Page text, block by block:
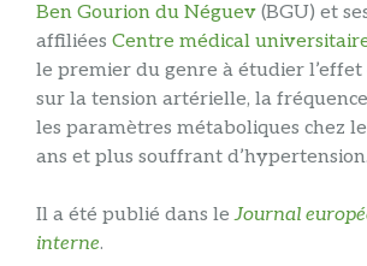
Ben Gourion du Néguev (BGU) et
affiliées Centre médical
le premier du genre à étudier l’effet
sur la tension artérielle, la
les paramètres métaboliques chez
ans et plus souffrant d’hypertension.
Il a été publié dans leJournal
interne.